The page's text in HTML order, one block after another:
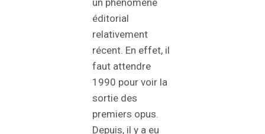
un phénomène
éditorial
relativement
récent. En effet, il
faut attendre
1990 pour voir la
sortie des
premiers opus.
Depuis, il y a eu